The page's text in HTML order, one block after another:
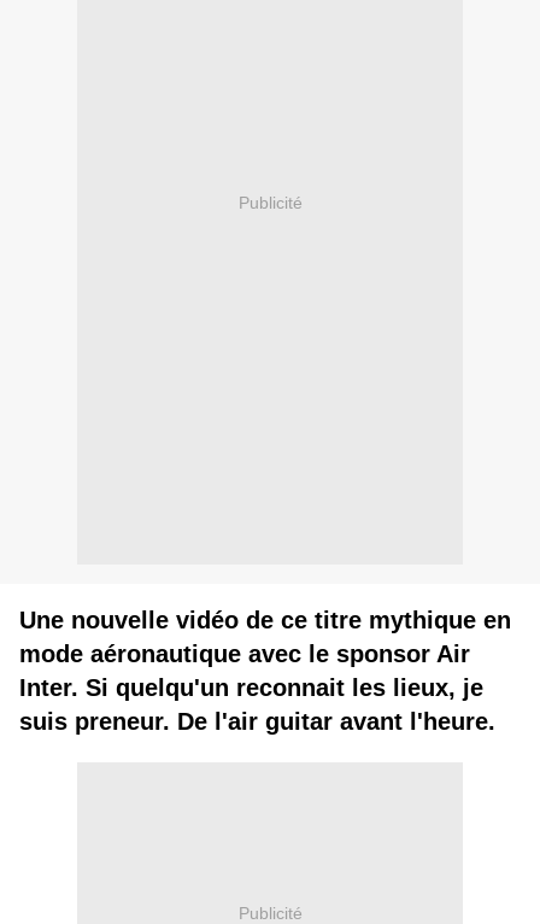
Publicité
Une nouvelle vidéo de ce titre mythique en
mode aéronautique avec le sponsor Air
Inter. Si quelqu'un reconnait les lieux, je
suis preneur. De l'air guitar avant l'heure.
Publicité